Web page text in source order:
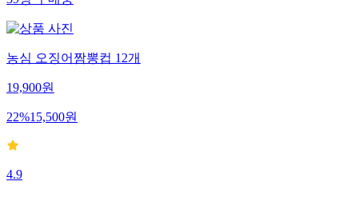
농심 오징어짬뽕컵 12개
19,900원
22%15,500원
4.9